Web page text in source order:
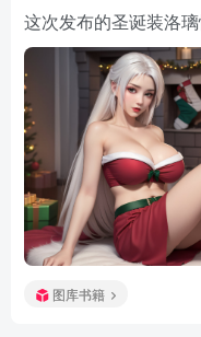
这次发布的圣诞装洛
图库书籍